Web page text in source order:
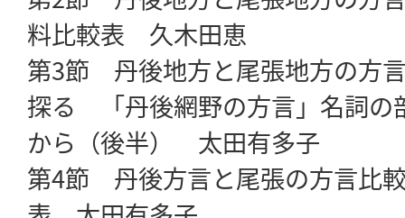
料比較表 久木田恵
第3節 丹後地方と尾張地方の方
探る 「丹後網野の方言」名詞の
から（後半） 太田有多子
第4節 丹後方言と尾張の方言比